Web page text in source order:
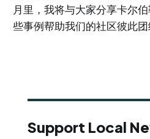
月里，我将与大家分享卡尔
些事例帮助我们的社区彼此团
Support Local